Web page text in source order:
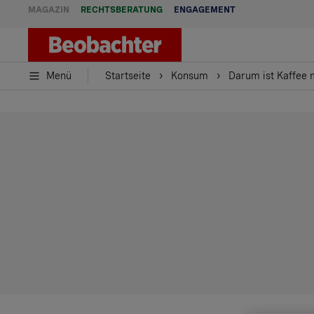
MAGAZIN RECHTSBERATUNG ENGAGEMENT
Menü Startseite Konsum Darum ist Kaffee